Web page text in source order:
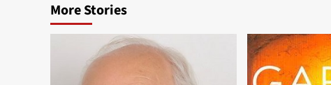
More Stories